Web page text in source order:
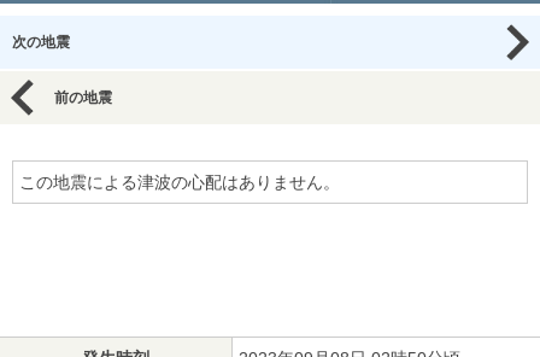
次の地震
前の地震
この地震による津波の心配はありません。